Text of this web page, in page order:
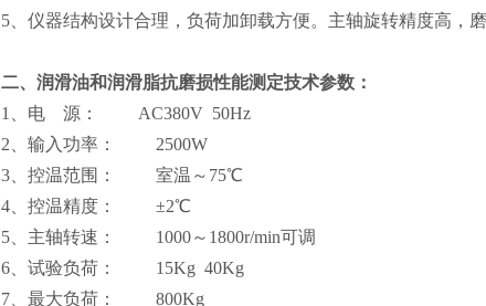
5、仪器结构设计合理，负荷加卸载方便。主轴旋转精度高，
二、 润滑油和润滑脂抗磨损性能测定技术参数：
1、电 源： AC380V 50Hz
2、输入功率： 2500W
3、控温范围： 室温～75℃
4、控温精度： ±2℃
5、主轴转速： 1000～1800r/min可调
6、试验负荷： 15Kg 40Kg
7、最大负荷： 800Kg